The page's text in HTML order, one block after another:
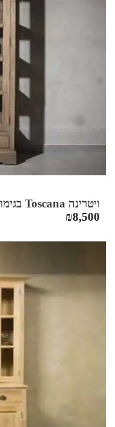
ויטרינה Toscana בגימור עץ טבעי
₪8,500